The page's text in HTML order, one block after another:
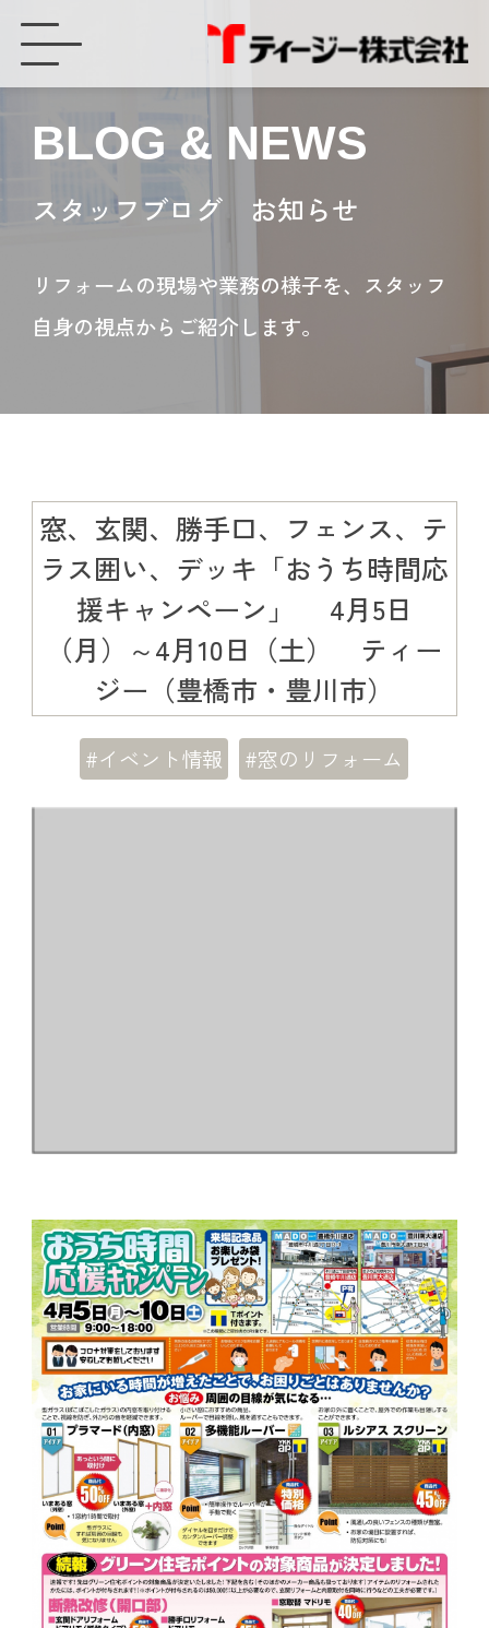
BLOG & NEWS
スタッフブログ お知らせ
リフォームの現場や業務の様子を、スタッフ
自身の視点からご紹介します。
窓、玄関、勝手口、フェンス、テ
ラス囲い、デッキ「おうち時間応
援キャンペーン」 4月5日
（月）～4月10日（土） ティー
ジー（豊橋市・豊川市）
#イベント情報 #窓のリフォーム